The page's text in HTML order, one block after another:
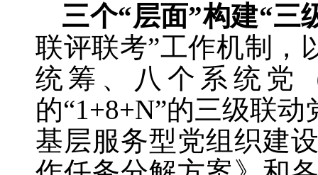
三个“层面”构建“三
联评联考”工作机制，
统筹、八个系统党
的“1+8+N”的三级联
基层服务型党组织建